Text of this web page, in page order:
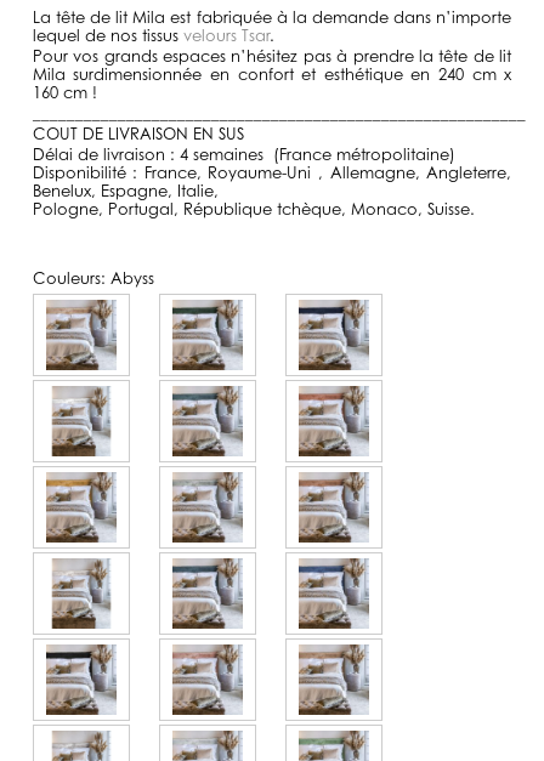
La tête de lit Mila est fabriquée à la demande dans n’importe
lequel de nos tissus velours Tsar.
Pour vos grands espaces n’hésitez pas à prendre la tête de lit
Mila surdimensionnée en confort et esthétique en 240 cm x
160 cm !
COUT DE LIVRAISON EN SUS
Délai de livraison : 4 semaines (France métropolitaine)
Disponibilité : France, Royaume-Uni , Allemagne, Angleterre,
Benelux, Espagne, Italie,
Pologne, Portugal, République tchèque, Monaco, Suisse.
Couleurs: Abyss